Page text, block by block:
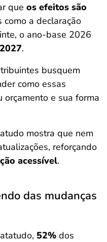
que os efeitos são
como a declaração
o ano-base 2026
2027.
busquem
como essas
orçamento e sua forma
mostra que nem
reforçando
acessível.
das mudanças
52% dos